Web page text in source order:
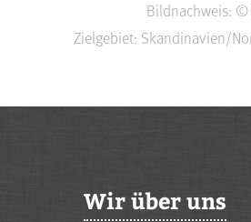
Bildnachweis:
Zielgebiet: Skandinavien/
Wir über uns